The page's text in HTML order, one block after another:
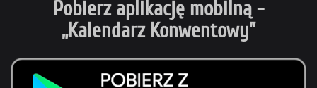
Pobierz aplikację mobilną -
„Kalendarz Konwentowy”